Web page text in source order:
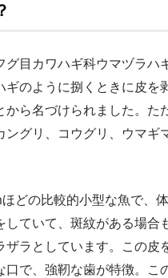
グ目カワハギ科ウマヅラ
ギのように捌くときに皮
から名づけられました。
グリ、コウグリ、ウマギ
どの比較的小型な魚で、
していて、斑紋がある場合
ザラとしています。この皮
口で、強靭な歯が特徴。